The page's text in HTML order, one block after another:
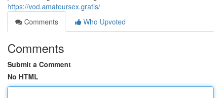
https://vod.amateursex.gratis/
Comments
Who Upvoted
Comments
Submit a Comment
No HTML